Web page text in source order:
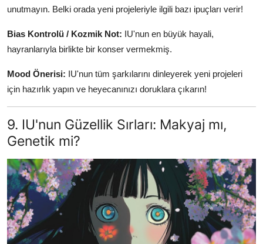
unutmayın. Belki orada yeni projeleriyle ilgili bazı ipuçları verir!
Bias Kontrolü / Kozmik Not: IU'nun en büyük hayali,
hayranlarıyla birlikte bir konser vermekmiş.
Mood Önerisi: IU'nun tüm şarkılarını dinleyerek yeni projeleri
için hazırlık yapın ve heyecanınızı doruklara çıkarın!
9. IU'nun Güzellik Sırları: Makyaj mı,
Genetik mi?